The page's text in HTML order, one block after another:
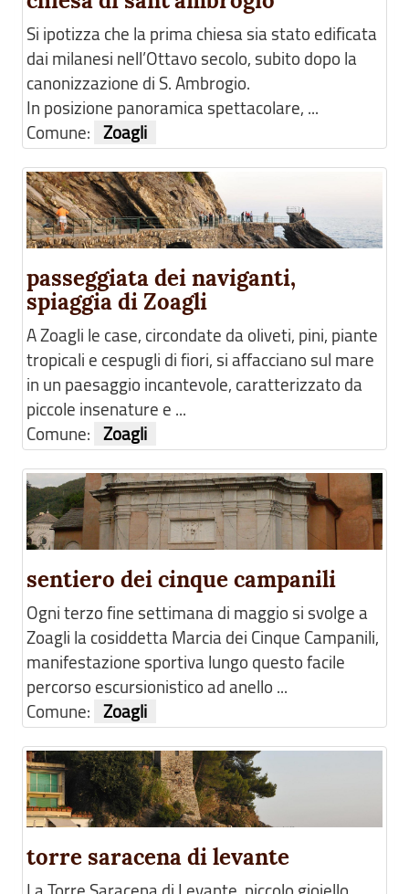
Si ipotizza che la prima chiesa sia stato edificata
dai milanesi nell’Ottavo secolo, subito dopo la
canonizzazione di S. Ambrogio.
In posizione panoramica spettacolare, ...
Comune: Zoagli
passeggiata dei naviganti,
spiaggia di Zoagli
A Zoagli le case, circondate da oliveti, pini, piante
tropicali e cespugli di fiori, si affacciano sul mare
in un paesaggio incantevole, caratterizzato da
piccole insenature e ...
Comune: Zoagli
sentiero dei cinque campanili
Ogni terzo fine settimana di maggio si svolge a
Zoagli la cosiddetta Marcia dei Cinque Campanili,
manifestazione sportiva lungo questo facile
percorso escursionistico ad anello ...
Comune: Zoagli
torre saracena di levante